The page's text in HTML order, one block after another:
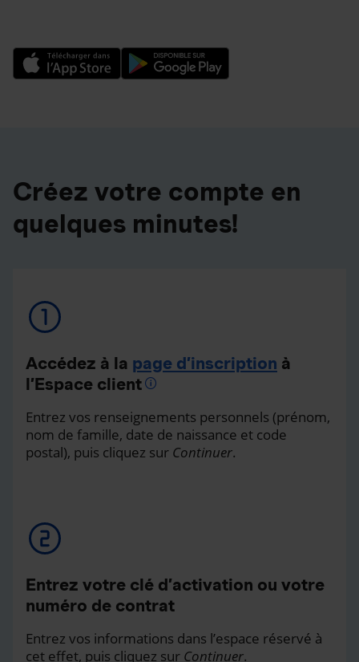
Créez votre compte en
quelques minutes!
Accédez à la page d’inscription à
l’Espace client
Entrez vos renseignements personnels (prénom,
nom de famille, date de naissance et code
postal), puis cliquez sur Continuer.
Entrez votre clé d’activation ou votre
numéro de contrat
Entrez vos informations dans l’espace réservé à
cet effet, puis cliquez sur Continuer.